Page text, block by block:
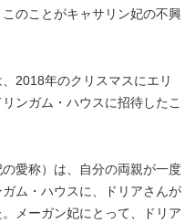
のことがキャサリン妃の不興
2018年のクリスマスにエリ
ンガム・ハウスに招待したこ
愛称）は、自分の両親が一度
ム・ハウスに、ドリアさんが
メーガン妃にとって、ドリア